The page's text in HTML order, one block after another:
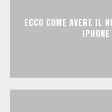
ECCO COME AVERE IL